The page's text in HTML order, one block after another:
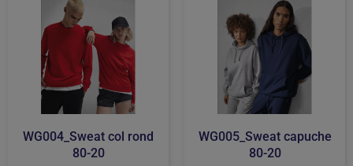
WG004_Sweat col rond
80-20
WG005_Sweat capuche
80-20